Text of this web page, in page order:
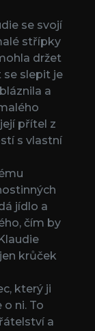
se svojí
střípky
držet
se slepit je
a
přítel z
s vlastní
jídlo a
čím by
krůček
který ji
ni. To
a